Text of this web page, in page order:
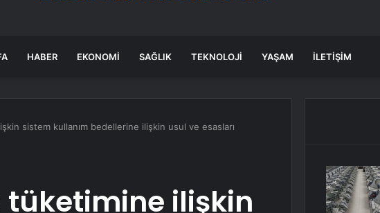
HABER EKONOMI SAĞLIK TEKNOLOJI YAŞAM İLETIŞIM
sistem kullanım bedellerine ilişkin usul ve esasları
tüketimine ilişkin